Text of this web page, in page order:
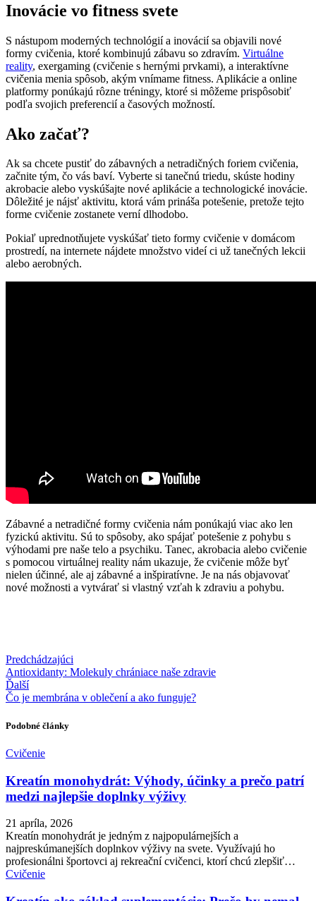
Inovácie vo fitness svete
S nástupom moderných technológií a inovácií sa objavili nové
formy cvičenia, ktoré kombinujú zábavu so zdravím. Virtuálne
reality, exergaming (cvičenie s hernými prvkami), a interaktívne
cvičenia menia spôsob, akým vnímame fitness. Aplikácie a online
platformy ponúkajú rôzne tréningy, ktoré si môžeme prispôsobiť
podľa svojich preferencií a časových možností.
Ako začať?
Ak sa chcete pustiť do zábavných a netradičných foriem cvičenia,
začnite tým, čo vás baví. Vyberte si tanečnú triedu, skúste hodiny
akrobacie alebo vyskúšajte nové aplikácie a technologické inovácie.
Dôležité je nájsť aktivitu, ktorá vám prináša potešenie, pretože tejto
forme cvičenie zostanete verní dlhodobo.
Pokiaľ uprednotňujete vyskúšať tieto formy cvičenie v domácom
prostredí, na internete nájdete množstvo videí ci už tanečných lekcii
alebo aerobných.
Zábavné a netradičné formy cvičenia nám ponúkajú viac ako len
fyzickú aktivitu. Sú to spôsoby, ako spájať potešenie z pohybu s
výhodami pre naše telo a psychiku. Tanec, akrobacia alebo cvičenie
s pomocou virtuálnej reality nám ukazuje, že cvičenie môže byť
nielen účinné, ale aj zábavné a inšpiratívne. Je na nás objavovať
nové možnosti a vytvárať si vlastný vzťah k zdraviu a pohybu.
Predchádzajúci
Antioxidanty: Molekuly chrániace naše zdravie
Ďalší
Čo je membrána v oblečení a ako funguje?
Podobné články
Cvičenie
Kreatín monohydrát: Výhody, účinky a prečo patrí
medzi najlepšie doplnky výživy
21 apríla, 2026
Kreatín monohydrát je jedným z najpopulárnejších a
najpreskúmanejších doplnkov výživy na svete. Využívajú ho
profesionálni športovci aj rekreační cvičenci, ktorí chcú zlepšiť…
Cvičenie